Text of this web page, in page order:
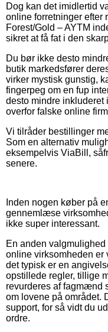
Dog kan det imidlertid
online forretninger efter
Forest/Gold – AYTM
sikret at få fat i den
Du bør ikke desto
butik markedsfører
virker mystisk gunstig,
fingerpeg om en fup
desto mindre inkluderet
overfor falske online
Vi tilråder bestillinger
Som en alternativ
eksempelvis ViaBill,
senere.
Inden nogen køber på
gennemlæse
ikke super interessant.
En anden
online virksomheden er
det typisk er en
opstillede regler, tillige
revurderes af fagmænd
om lovene på området.
support, for så vidt du
ordre.